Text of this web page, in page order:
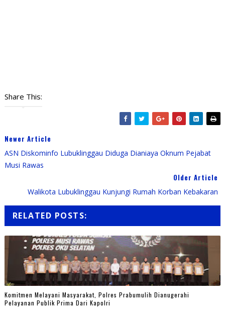
Share This:
Newer Article
ASN Diskominfo Lubuklinggau Diduga Dianiaya Oknum Pejabat
Musi Rawas
Older Article
Walikota Lubuklinggau Kunjungi Rumah Korban Kebakaran
RELATED POSTS:
Komitmen Melayani Masyarakat, Polres Prabumulih Dianugerahi
Pelayanan Publik Prima Dari Kapolri